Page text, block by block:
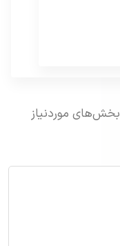
بخش‌های موردنیاز